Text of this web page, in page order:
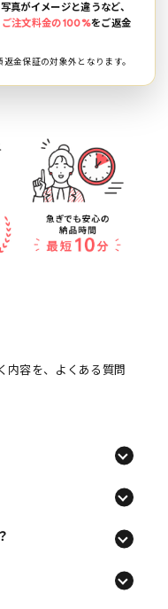
真がイメージと違うなど、
ご注文料金の100%をご返金
金保証の対象外となります。
内容を、よくある質問